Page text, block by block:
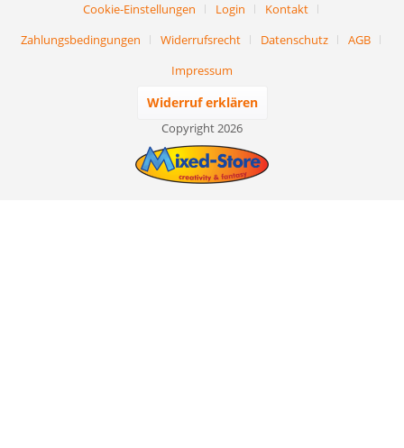
Cookie-Einstellungen Login
Kontakt
Zahlungsbedingungen
Widerrufsrecht Datenschutz
AGB
Impressum
Widerruf erklären
Copyright 2026